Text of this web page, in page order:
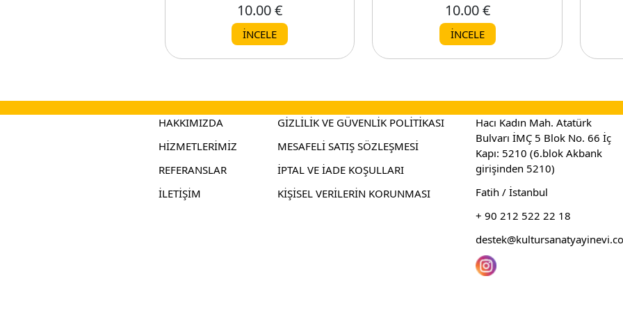
10.00 €
İNCELE
10.00 €
İNCELE
HAKKIMIZDA
HİZMETLERİMİZ
REFERANSLAR
İLETİŞİM
GİZLİLİK VE GÜVENLİK POLİTİKASI
MESAFELİ SATIŞ SÖZLEŞMESİ
İPTAL VE İADE KOŞULLARI
KİŞİSEL VERİLERİN KORUNMASI
Hacı Kadın Mah. Atatürk
Bulvarı İMÇ 5 Blok No. 66 İç
Kapı: 5210 (6.blok Akbank
girişinden 5210)
Fatih / İstanbul
+ 90 212 522 22 18